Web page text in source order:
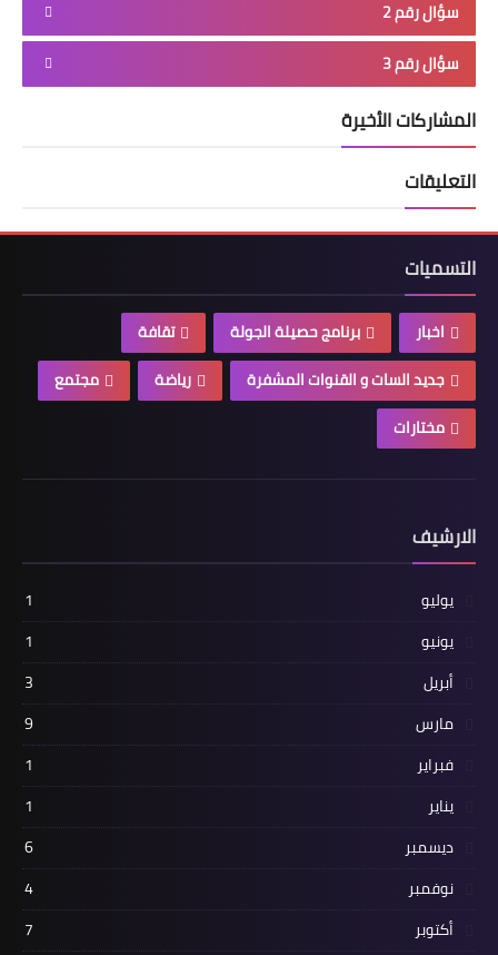
سؤال رقم 2
سؤال رقم 3
المشاركات الأخيرة
التعليقات
التسميات
اخبار برنامج حصيلة الجولة
تقافة
جديد السات و القنوات المشفرة
رياضة
مجتمع
مختارات
الارشيف
يوليو
1
يونيو
1
أبريل
3
مارس
9
فبراير
1
يناير
1
ديسمبر
6
نوفمبر
4
أكتوبر
7